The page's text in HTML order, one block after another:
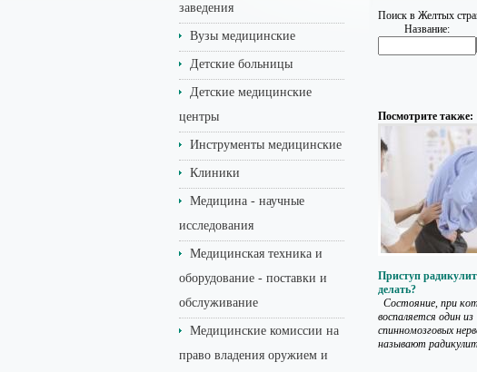
заведения
Вузы медицинские
Детские больницы
Детские медицинские
центры
Инструменты медицинские
Клиники
Медицина - научные
исследования
Медицинская техника и
оборудование - поставки и
обслуживание
Медицинские комиссии на
право владения оружием и
Поиск в Желтых
Название:
Посмотрите также:
Приступ
делать?
Состояние, при
воспаляется один из
спинномозговых
называют